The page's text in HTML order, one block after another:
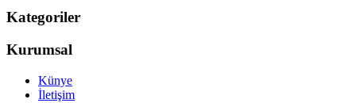
Kategoriler
Kurumsal
Künye
İletişim